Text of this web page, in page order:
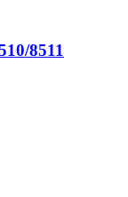
8511